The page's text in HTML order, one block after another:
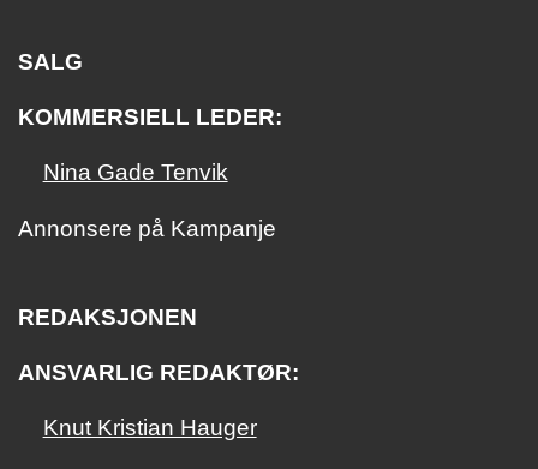
SALG
KOMMERSIELL LEDER:
Nina Gade Tenvik
Annonsere på Kampanje
REDAKSJONEN
ANSVARLIG REDAKTØR:
Knut Kristian Hauger